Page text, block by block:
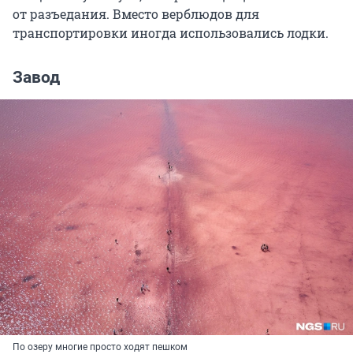
от разъедания. Вместо верблюдов для
транспортировки иногда использовались лодки.
Завод
По озеру многие просто ходят пешком